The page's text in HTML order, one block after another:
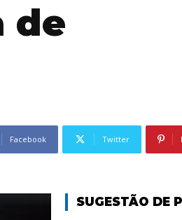
de
Facebook Twitter
SUGESTÃO DE